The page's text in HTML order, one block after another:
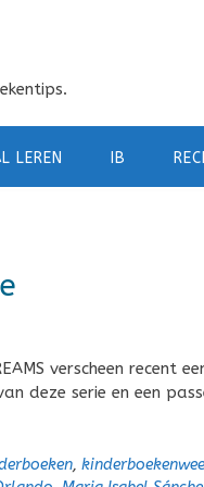
LEREN IB
verscheen recent
deze serie en een
,